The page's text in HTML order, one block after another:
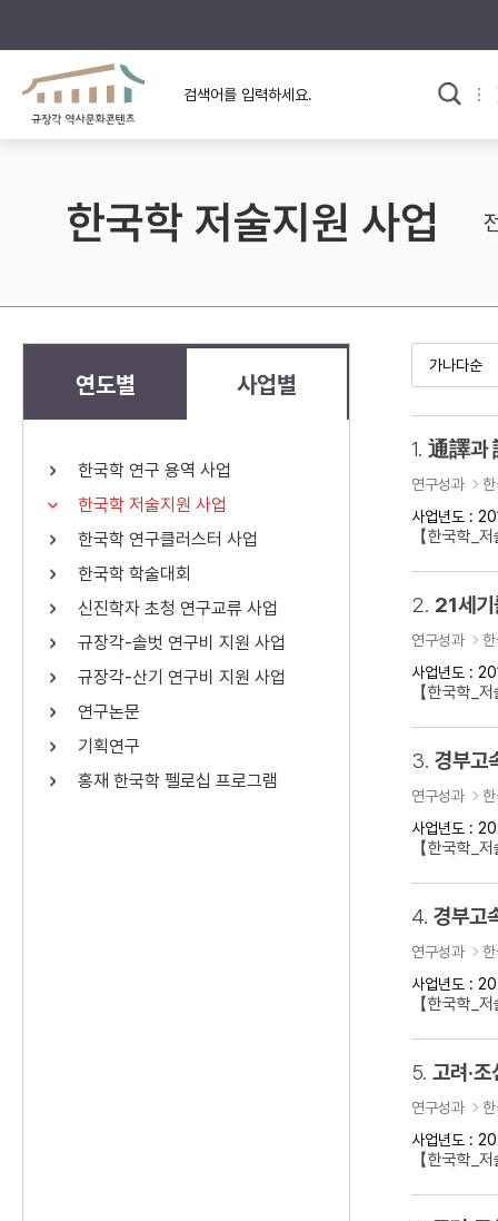
규장각의 어제와 오늘
규장각 소개영상
사료와 문학으로 본
고대
고려
조선 후기
근대
검색 연산자 사용안내
연산자
AND
OR 정조 OR 정약용 “정조” 또는 “
료를 검색
한국학 저술지원 사업
연도별 사업별
한국학 연구 용역 사업
한국학 저술지원 사업
한국학 연구클러스터 사업
한국학 학술대회
신진학자 초청 연구교류 사업
규장각-솔벗 연구비 지원 사업
규장각-산기 연구비 지원 사업
연구논문
기획연구
홍재 한국학 펠로십 프로그램
1. 通譯과
연구성과
사업년도 :
【한국학
2. 21세기
연구성과
사업년도 :
【한국학
3. 경부고
연구성과
사업년도 :
【한국학
4. 경부고
연구성과
사업년도 :
【한국학_
5. 고려·
연구성과
사업년도 :
【한국학